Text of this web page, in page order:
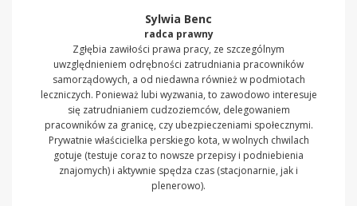
Sylwia Benc
radca prawny
Zgłębia zawiłości prawa pracy, ze szczególnym
uwzględnieniem odrębności zatrudniania pracowników
samorządowych, a od niedawna również w podmiotach
leczniczych. Ponieważ lubi wyzwania, to zawodowo interesuje
się zatrudnianiem cudzoziemców, delegowaniem
pracowników za granicę, czy ubezpieczeniami społecznymi.
Prywatnie właścicielka perskiego kota, w wolnych chwilach
gotuje (testuje coraz to nowsze przepisy i podniebienia
znajomych) i aktywnie spędza czas (stacjonarnie, jak i
plenerowo).